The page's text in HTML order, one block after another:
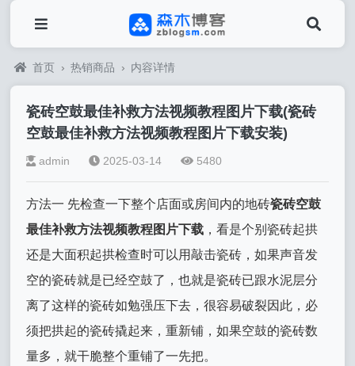
首页 › 热销商品 › 内容详情
瓷砖空鼓最佳补救方法视频教程图片下载(瓷砖
空鼓最佳补救方法视频教程图片下载安装)
admin 2025-03-14 5480
方法一 先检查一下整个店面或房间内的地砖瓷砖空鼓
最佳补救方法视频教程图片下载 ，看是个别瓷砖起拱
还是大面积起拱检查时可以用敲击瓷砖，如果声音发
空的瓷砖就是已经空鼓了，也就是瓷砖已跟水泥层分
离了这样的瓷砖如勉强压下去，很容易破裂因此，必
须把拱起的瓷砖撬起来，重新铺，如果空鼓的瓷砖数
量多，就干脆整个重铺了一先把。